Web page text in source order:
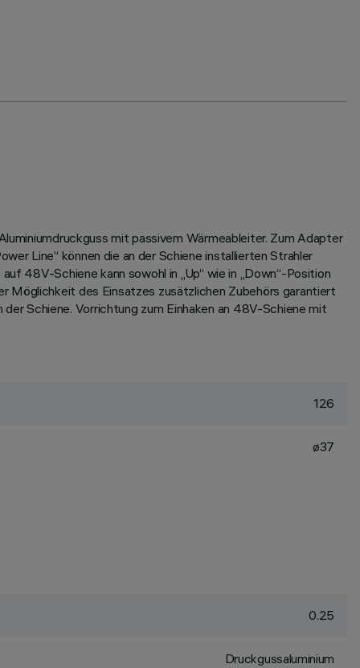
mit passivem Wärmeableiter. Zum Adapter
Line“ können die an der Schiene installierten Strahler
48V-Schiene kann sowohl in „Up“ wie in „Down“-Position
Möglichkeit des Einsatzes zusätzlichen Zubehörs garantiert
Schiene. Vorrichtung zum Einhaken an 48V-Schiene mit
126
ø37
0.25
Druckgussaluminium